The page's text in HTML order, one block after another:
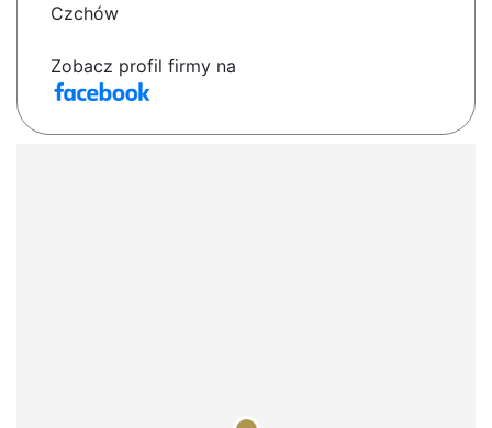
Czchów
Zobacz profil firmy na